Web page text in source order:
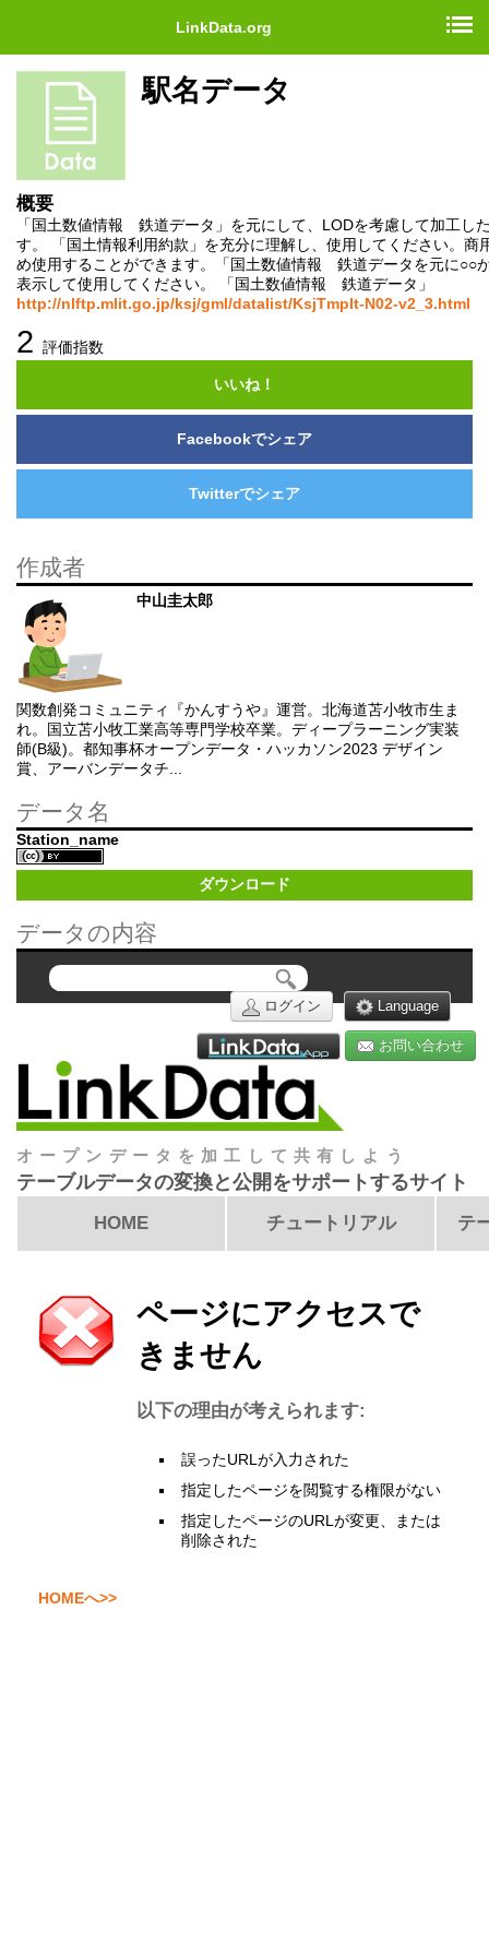
http://nlftp.mlit.go.jp/ksj/gml/datalist/KsjTmplt-N02-v2_3.html">
LinkData.org
駅名データ
概要
「国土数値情報 鉄道データ」を元にして、LODを考慮して加工し
す。 「国土情報利用約款」を充分に理解し、使用してください。商
め使用することができます。「国土数値情報 鉄道データを元に○○
表示して使用してください。 「国土数値情報 鉄道データ」
http://nlftp.mlit.go.jp/ksj/gml/datalist/KsjTmplt-N02-v2_3.html
2 評価指数
いいね！
Facebookでシェア
Twitterでシェア
作成者
中山圭太郎
関数創発コミュニティ『かんすうや』運営。北海道苫小牧市生ま
れ。国立苫小牧工業高等専門学校卒業。ディープラーニング実装
師(B級)。都知事杯オープンデータ・ハッカソン2023 デザイン
賞、アーバンデータチ...
データ名
Station_name
ダウンロード
データの内容
Language
ログイン
お問い合わせ
オープンデータを加工して共有しよう
テーブルデータの変換と公開をサポートするサイト
HOME チュートリアル テ
ページにアクセスで
きません
以下の理由が考えられます:
誤ったURLが入力された
指定したページを閲覧する権限がない
指定したページのURLが変更、または
削除された
HOMEへ>>